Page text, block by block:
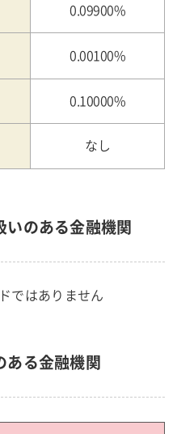
0.09900%
0.00100%
0.10000%
なし
いのある金融機関
ではありません
ある金融機関